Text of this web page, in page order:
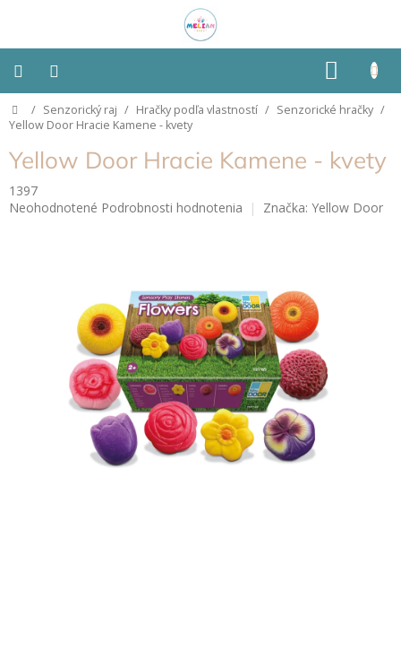
KOŠÍK
Montessori
Detská
izba
Domov
/ Senzorický raj / Hračky podľa vlastností / Senzorické hračky /
Yellow Door Hracie Kamene - kvety
Yellow Door Hracie Kamene - kvety
1397
Priemerné
Neohodnotené Podrobnosti hodnotenia Značka: Yellow Door